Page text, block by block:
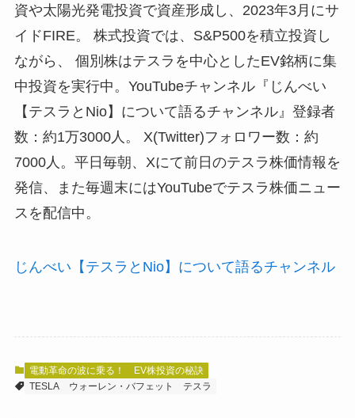
資や太陽光発電投資で資産形成し、2023年3月にサ
イドFIRE。 株式投資では、S&P500を積立投資し
ながら、 個別株はテスラを中心としたEV銘柄に集
中投資を実行中。YouTubeチャンネル『じんべい
【テスラとNio】について語るチャンネル』登録者
数：約1万3000人。 X(Twitter)フォロワー数：約
7000人。平日毎朝、Xにて前日のテスラ株価情報を
発信、また毎週末にはYouTubeでテスラ株価ニュー
スを配信中。
じんべい【テスラとNio】について語るチャンネル
電動革命の波に乗る！ EV株投資の秘訣
TESLA
ウォーレン・バフェット テスラ